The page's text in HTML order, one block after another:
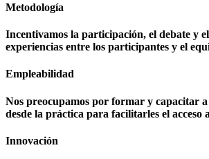
Metodología
Incentivamos la participación, el debate y
experiencias entre los participantes y el
Empleabilidad
Nos preocupamos por formar y capacitar
desde la práctica para facilitarles el acceso
Innovación